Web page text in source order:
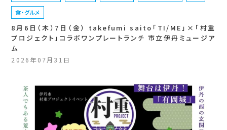
食・グルメ
8月6日（木）7日（金） takefumi saito「TI/ME」×「村重
プロジェクト」コラボワンプレートランチ 市立伊丹ミュージア
ム
2026年07月31日